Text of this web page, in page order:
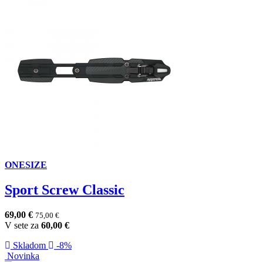
ONESIZE
Sport Screw Classic
69,00 € 75,00 €
V sete za 60,00 €
Skladom
-8%
Novinka